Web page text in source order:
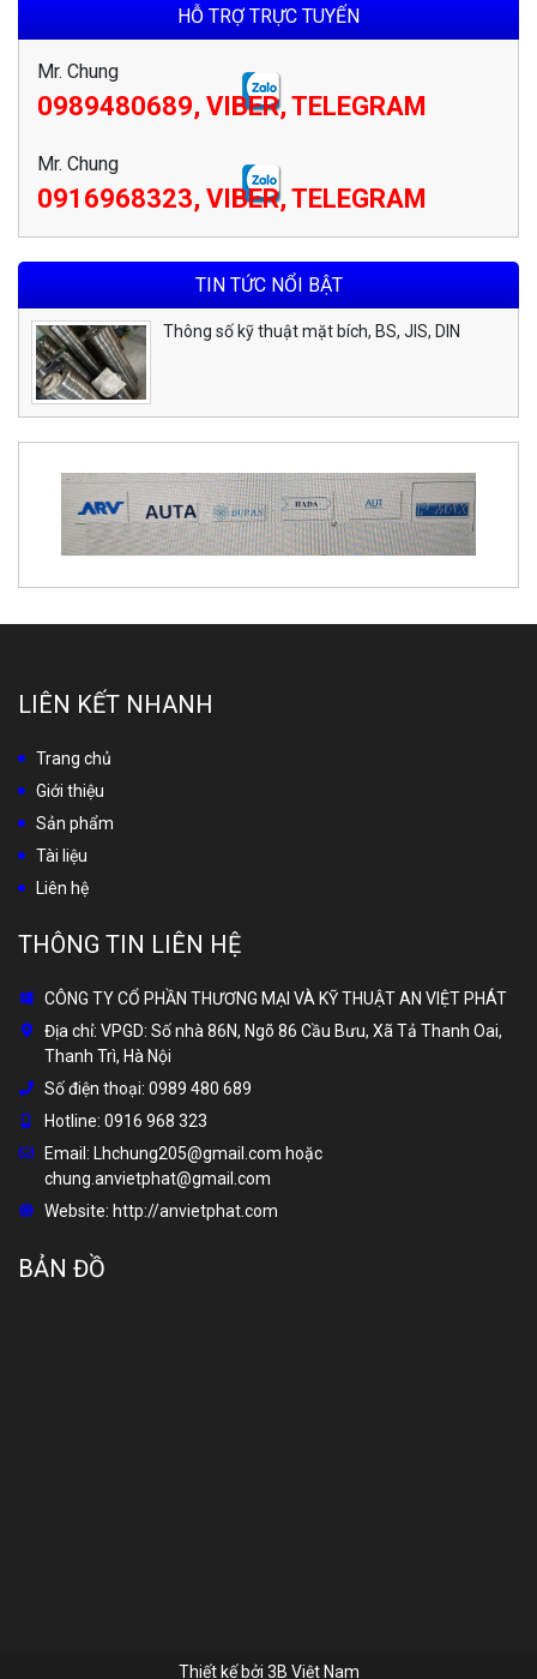
HỖ TRỢ TRỰC TUYẾN
Mr. Chung
0989480689, VIBER, TELEGRAM
Mr. Chung
0916968323, VIBER, TELEGRAM
TIN TỨC NỔI BẬT
Thông số kỹ thuật mặt bích, BS, JIS, DIN
LIÊN KẾT NHANH
Trang chủ
Giới thiệu
Sản phẩm
Tài liệu
Liên hệ
THÔNG TIN LIÊN HỆ
CÔNG TY CỔ PHẦN THƯƠNG MẠI VÀ KỸ THUẬT AN VIỆT PHÁT
Địa chỉ: VPGD: Số nhà 86N, Ngõ 86 Cầu Bưu, Xã Tả Thanh Oai,
Thanh Trì, Hà Nội
Số điện thoại: 0989 480 689
Hotline: 0916 968 323
Email: Lhchung205@gmail.com hoặc
chung.anvietphat@gmail.com
Website: http://anvietphat.com
BẢN ĐỒ
Thiết kế bởi 3B Việt Nam